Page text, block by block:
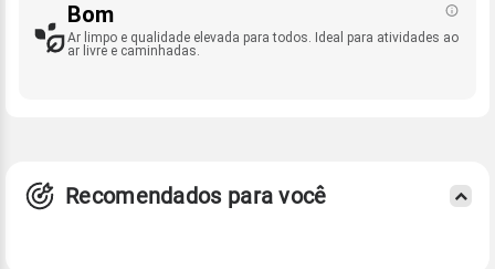
Bom
Ar limpo e qualidade elevada para todos. Ideal para atividades ao
ar livre e caminhadas.
Recomendados para você